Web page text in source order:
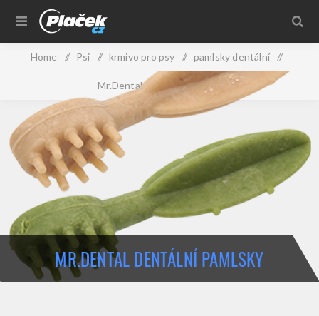
Home / Psi / krmivo pro psy / pamlsky dentální /
Mr.Dental dentální pamlsky
MR.DENTAL DENTÁLNÍ PAMLSKY